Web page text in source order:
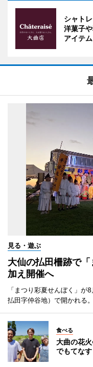
シャト
洋菓子
アイテ
見る・遊ぶ
大仙の払田柵跡で
加え開催へ
「まつり彩夏せんぼく」が
払田字仲谷地）で開かれる。
食べる
大曲の花
でもてなす